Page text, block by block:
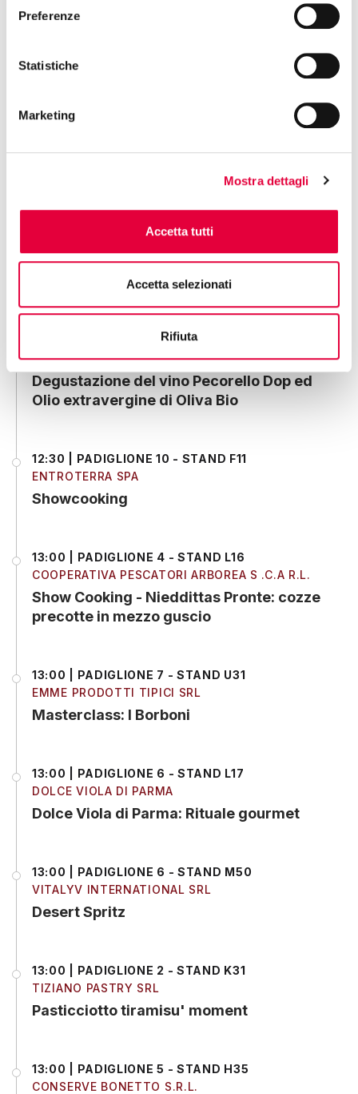
Preferenze
Statistiche
Marketing
Mostra dettagli
Accetta tutti
Accetta selezionati
Rifiuta
SELEKTIA ITALIA SRL
Truffle Experience
12:30 | PADIGLIONE 8 - STAND E33
COMAVICOLA SPA
Showcooking IYO RESTAURANT
SPATA CLEMENTINA
Degustazione del vino Pecorello Dop ed
Olio extravergine di Oliva Bio
12:30 | PADIGLIONE 10 - STAND F11
ENTROTERRA SPA
Showcooking
13:00 | PADIGLIONE 4 - STAND L16
COOPERATIVA PESCATORI ARBOREA S .C.A R.L.
Show Cooking - Nieddittas Pronte: cozze
precotte in mezzo guscio
13:00 | PADIGLIONE 7 - STAND U31
EMME PRODOTTI TIPICI SRL
Masterclass: I Borboni
13:00 | PADIGLIONE 6 - STAND L17
DOLCE VIOLA DI PARMA
Dolce Viola di Parma: Rituale gourmet
13:00 | PADIGLIONE 6 - STAND M50
VITALYV INTERNATIONAL SRL
Desert Spritz
13:00 | PADIGLIONE 2 - STAND K31
TIZIANO PASTRY SRL
Pasticciotto tiramisu' moment
13:00 | PADIGLIONE 5 - STAND H35
CONSERVE BONETTO S.R.L.